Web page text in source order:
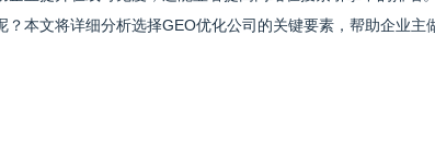
本文将详细分析选择GEO优化公司的关键要素，帮助企业主